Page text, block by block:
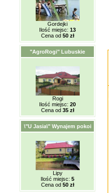
Gordejki
Ilość miejsc: 13
Cena od 50 zł
"AgroRogi" Lubuskie
Rogi
Ilość miejsc: 20
Cena od 35 zł
\"U Jasia\" Wynajem pokoi
Lipy
Ilość miejsc: 5
Cena od 50 zł